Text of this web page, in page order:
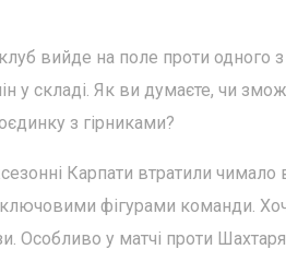
вийде на поле проти одного з
у складі. Як ви думаєте, чи
з гірниками?
Карпати втратили чимало
ключовими фігурами команди.
Особливо у матчі проти